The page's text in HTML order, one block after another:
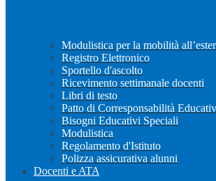
Modulistica per la mobilità
Registro Elettronico
Sportello d'ascolto
Ricevimento settimanale docenti
Libri di testo
Patto di Corresponsabilità
Bisogni Educativi Speciali
Modulistica
Regolamento d'Istituto
Polizza assicurativa alunni
Docenti e ATA